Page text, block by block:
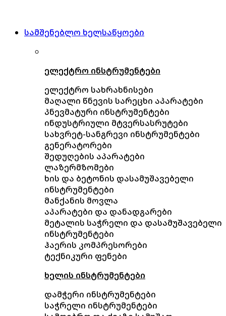
სამშენებლო ხელსაწყოები
ელექტრო ინსტრუმენტები
ელექტრო სახრახნისები
მაღალი წნევის სარეცხი აპარატები
პნევმატური ინსტრუმენტები
ინდუსტრიული მტვერსასრუტები
სახვრეტ-სანგრევი ინსტრუმენტები
გენერატორები
შედუღების აპარატები
ლაზერმზომები
ხის და ბეტონის დასამუშავებელი
ინსტრუმენტები
მანქანის მოვლა
აპარატები და დანადგარები
მეტალის საჭრელი და დასამუშავებელი
ინსტრუმენტები
ჰაერის კომპრესორები
ტექნიკური ფენები
ხელის ინსტრუმენტები
დამჭერი ინსტრუმენტები
საჭრელი ინსტრუმენტები